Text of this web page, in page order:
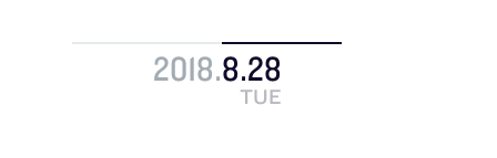
2018.8.28
TUE